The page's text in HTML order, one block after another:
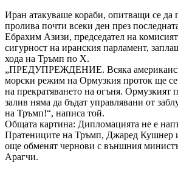
Иран атакуваше кораби, опитващи се да
пролива почти всеки ден през
Ебрахим Азизи, председател на
сигурност на иранския парламент,
хода на Тръмп по X.
„ПРЕДУПРЕЖДЕНИЕ. Всяка
морски режим на Ормузкия проток ще
на прекратяването на огъня. Ормузкият
залив няма да бъдат управлявани от
на Тръмп!“, написа той.
Общата картина: Дипломацията не е
Пратениците на Тръмп, Джаред Кушнер
още обменят чернови с външния
Арагчи.